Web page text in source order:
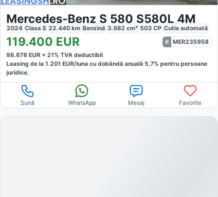
Mercedes-Benz S 580 S580L 4M
2024 Clasa S 22.440 km Benzină 3.982 cm³ 503 CP Cutie automată
119.400 EUR
MER235958
98.678 EUR + 21% TVA deductibil
Leasing de la 1.201 EUR/luna cu dobăndă anuală 5,7% pentru persoane
juridice.
Sună WhatsApp Mesaj Favorite